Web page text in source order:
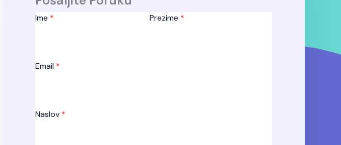
Ime * Prezime *
Email *
Naslov *